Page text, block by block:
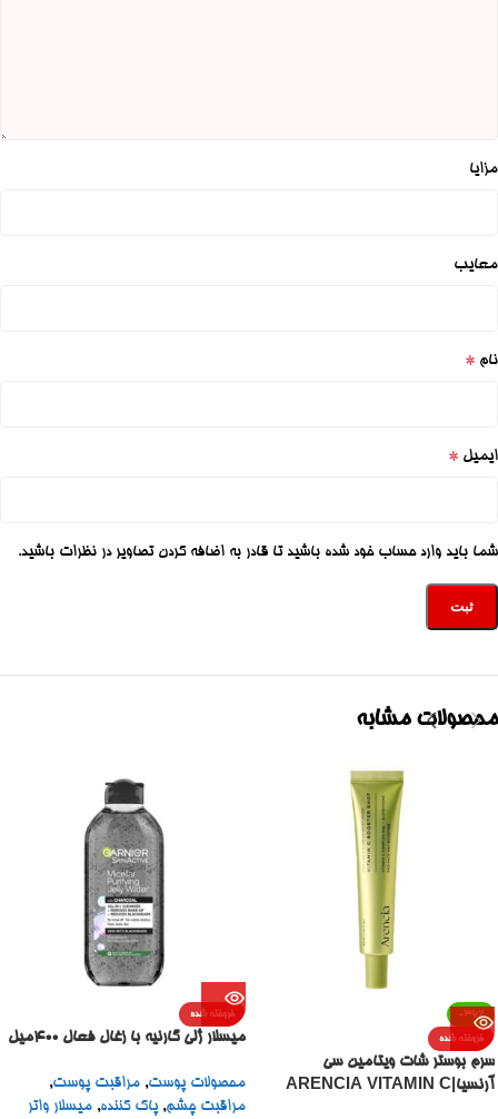
مزایا
معایب
نام *
ایمیل *
شما باید وارد حساب خود شده باشید تا قادر به اضافه کردن تصاویر در نظرات باشید.
محصولات مشابه
-36%
فروخته شده
سرم بوستر شات ویتامین سی
آرنسیا|ARENCIA VITAMIN C
فروخته شده
میسلار ژلی گارنیه با زغال فعال 400میل
محصولات پوست, مراقبت پوست,
مراقبت چشم, پاک کننده, میسلار واتر